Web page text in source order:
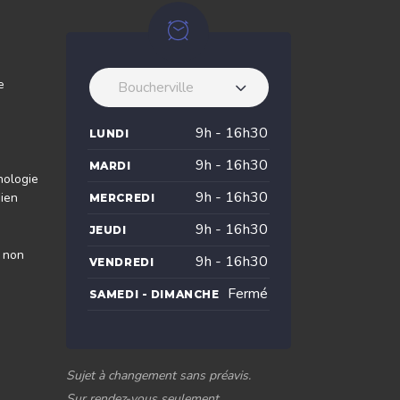
Boucherville
LUNDI 9h - 16h30
MARDI 9h - 16h30
MERCREDI 9h - 16h30
JEUDI 9h - 16h30
VENDREDI 9h - 16h30
SAMEDI - DIMANCHE Fermé
Sujet à changement sans préavis.